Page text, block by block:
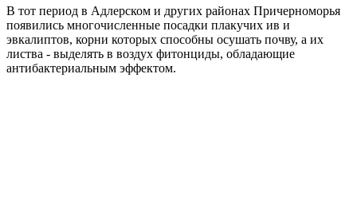
В тот период в Адлерском и других районах Причерноморья
появились многочисленные посадки плакучих ив и
эвкалиптов, корни которых способны осушать почву, а их
листва - выделять в воздух фитонциды, обладающие
антибактериальным эффектом.